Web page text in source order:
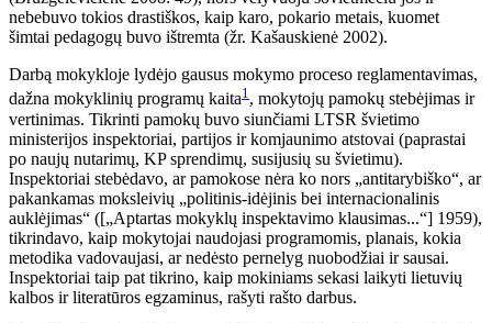
nebebuvo tokios drastiškos, kaip karo, pokario metais, kuomet
šimtai pedagogų buvo ištremta (žr. Kašauskienė 2002).
Darbą mokykloje lydėjo gausus mokymo proceso reglamentavimas,
dažna mokyklinių programų kaita1, mokytojų pamokų stebėjimas ir
vertinimas. Tikrinti pamokų buvo siunčiami LTSR švietimo
ministerijos inspektoriai, partijos ir komjaunimo atstovai (paprastai
po naujų nutarimų, KP sprendimų, susijusių su švietimu).
Inspektoriai stebėdavo, ar pamokose nėra ko nors „antitarybiško“, ar
pakankamas moksleivių „politinis-idėjinis bei internacionalinis
auklėjimas“ ([„Aptartas mokyklų inspektavimo klausimas...“] 1959),
tikrindavo, kaip mokytojai naudojasi programomis, planais, kokia
metodika vadovaujasi, ar nedėsto pernelyg nuobodžiai ir sausai.
Inspektoriai taip pat tikrino, kaip mokiniams sekasi laikyti lietuvių
kalbos ir literatūros egzaminus, rašyti rašto darbus.